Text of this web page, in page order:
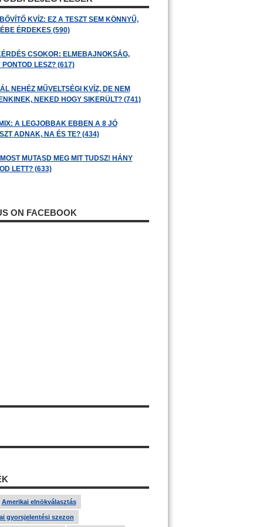
KVÍZ: EZ A TESZT SEM KÖNNYŰ,
ÉRDEKES (590)
CSOKOR: ELMEBAJNOKSÁG,
PONTOD LESZ? (617)
NEHÉZ MŰVELTSÉGI KVÍZ, DE NEM
NEKED HOGY SIKERÜLT? (741)
A LEGJOBBAK EBBEN A 8 JÓ
ADNAK, NA ÉS TE? (434)
MUTASD MEG MIT TUDSZ! HÁNY
LETT? (633)
ON FACEBOOK
Amerikai elnökválasztás
gyorsjelentési szezon